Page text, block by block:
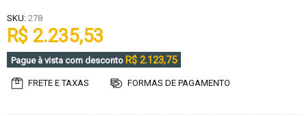
SKU: 278
R$ 2.235,53
Pague à vista com desconto R$ 2.123,75
FRETE E TAXAS FORMAS DE PAGAMENTO